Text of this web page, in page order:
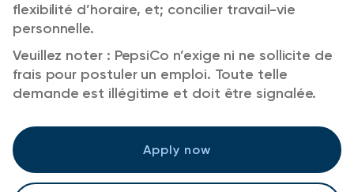
Apply now
flexibilité d’horaire, et; concilier travail-vie
personnelle.
Veuillez noter : PepsiCo n’exige ni ne sollicite de
frais pour postuler un emploi. Toute telle
demande est illégitime et doit être signalée.